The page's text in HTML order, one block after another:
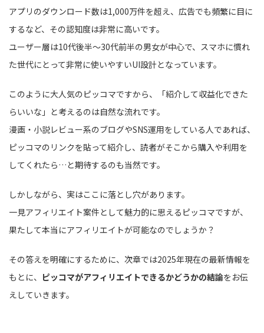
アプリのダウンロード数は1,000万件を超え、広告でも頻繁に目に
するなど、その認知度は非常に高いです。
ユーザー層は10代後半〜30代前半の男女が中心で、スマホに慣れ
た世代にとって非常に使いやすいUI設計となっています。
このように大人気のピッコマですから、「紹介して収益化できた
らいいな」と考えるのは自然な流れです。
漫画・小説レビュー系のブログやSNS運用をしている人であれば、
ピッコマのリンクを貼って紹介し、読者がそこから購入や利用を
してくれたら…と期待するのも当然です。
しかしながら、実はここに落とし穴があります。
一見アフィリエイト案件として魅力的に思えるピッコマですが、
果たして本当にアフィリエイトが可能なのでしょうか？
その答えを明確にするために、次章では2025年現在の最新情報を
もとに、 ピッコマがアフィリエイトできるかどうかの結論をお伝
えしていきます。